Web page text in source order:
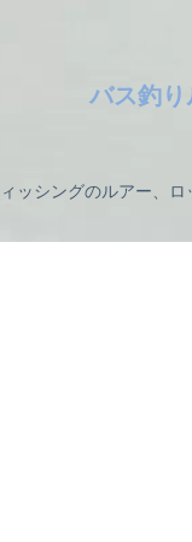
バス釣
ッシングのルアー、